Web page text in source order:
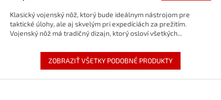
Klasický vojenský nôž, ktorý bude ideálnym nástrojom pre
taktické úlohy, ale aj skvelým pri expedíciách za prežitím.
Vojenský nôž má tradičný dizajn, ktorý osloví všetkých...
ZOBRAZIŤ VŠETKY PODOBNÉ PRODUKTY